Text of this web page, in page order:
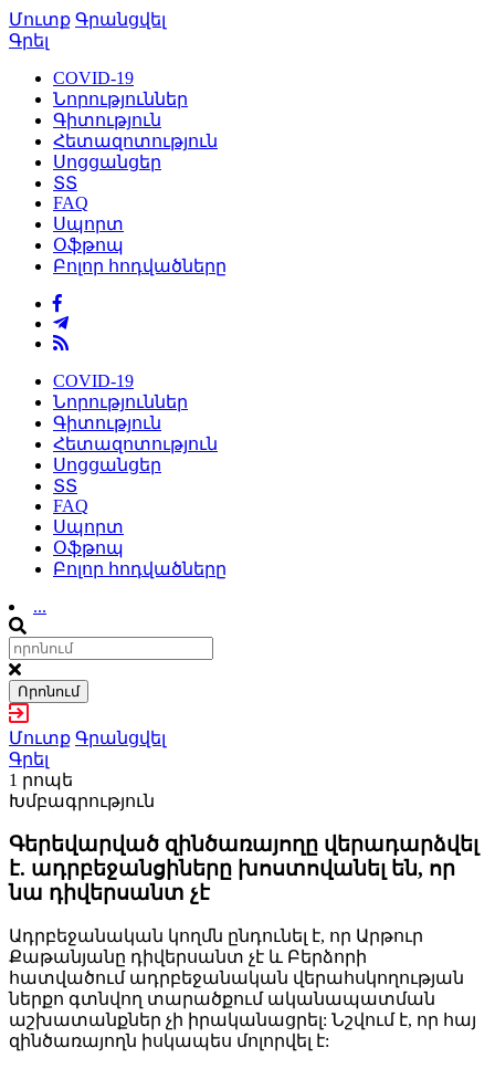
Մուտք Գրանցվել
Գրել
COVID-19
Նորություններ
Գիտություն
Հետազոտություն
Սոցցանցեր
ՏՏ
FAQ
Սպորտ
Օֆթոպ
Բոլոր հոդվածները
COVID-19
Նորություններ
Գիտություն
Հետազոտություն
Սոցցանցեր
ՏՏ
FAQ
Սպորտ
Օֆթոպ
Բոլոր հոդվածները
...
Որոնում
Մուտք Գրանցվել
Գրել
1 րոպե
Խմբագրություն
Գերեվարված զինծառայողը վերադարձվել
է. ադրբեջանցիները խոստովանել են, որ
նա դիվերսանտ չէ
Ադրբեջանական կողմն ընդունել է, որ Արթուր
Քաթանյանը դիվերսանտ չէ և Բերձորի
հատվածում ադրբեջանական վերահսկողության
ներքո գտնվող տարածքում ականապատման
աշխատանքներ չի իրականացրել: Նշվում է, որ հայ
զինծառայողն իսկապես մոլորվել է: